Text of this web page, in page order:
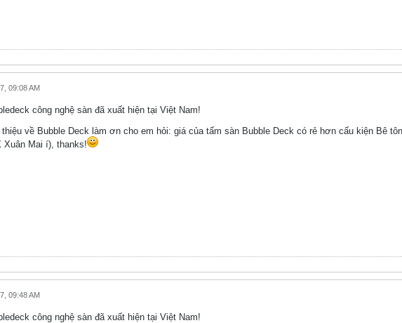
09:08 AM
công nghệ sàn đã xuất hiện tại Việt Nam!
về Bubble Deck làm ơn cho em hỏi: giá của tấm sàn Bubble Deck có rẻ hơn cấu kiện Bê
Xuân Mai í), thanks!
09:48 AM
công nghệ sàn đã xuất hiện tại Việt Nam!